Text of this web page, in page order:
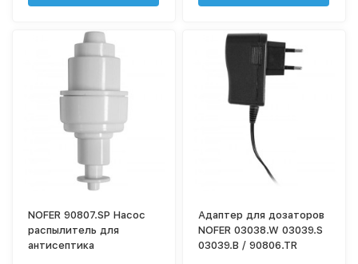
NOFER 90807.SP Насос
распылитель для
антисептика
Адаптер для дозаторов
NOFER 03038.W 03039.S
03039.B / 90806.TR